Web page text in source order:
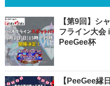
【第9回】シ
フライン大会
PeeGee杯
【PeeGee縁